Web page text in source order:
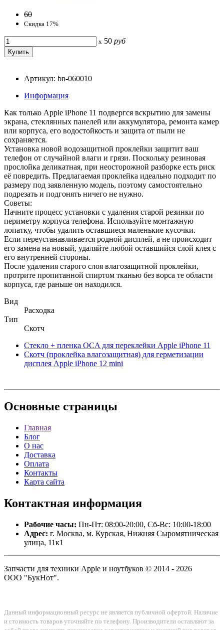
60
Скидка 17%
x 50 руб
Артикул: bn-060010
Информация
Как только Apple iPhone 11 подвергся вскрытию для замены
экрана, стеклянных панелей или аккумулятора, ремонта камер
или корпуса, его водостойкость и защита от пыли не
сохраняется.
Установка новой водозащитной проклейки защитит ваш
телефон от случайной влаги и грязи. Поскольку резиновая
прослойка деликатная, при неосторожной разборке есть риск
её повредить. Предлагаемая проклейка идеально подходит по
размеру под заявленную модель, поэтому самостоятельно
подрезать и подгонять ничего не нужно.
Советы:
Начните процесс установки с удаления старой резинки по
периметру корпуса телефона. Используйте монтажную
лопатку, чтобы удалить оставшиеся маленькие кусочки.
Если переустанавливается родной дисплей, а не происходит
его замена на новый, удаляйте любой оставшийся слой клея с
его внутренней стороны.
После удаления старого слоя влагозащитной проклейки,
протрите пропитанной спиртом тканью без ворса те области
корпуса, где раньше он находился.
Вид
Расходка
Тип
Скотч
Стекло + пленка OCA для переклейки Apple iPhone 11
Скотч (проклейка влагозащитная) для герметизации
дисплея Apple iPhone 12 mini
Основные страницы
Главная
Блог
О нас
Доставка
Оплата
Контакты
Карта сайта
Контактная информация
Рабочие часы: Пн-Пт: 08:00-20:00, Сб-Вс: 10:00-18:00
Адрес: г. Москва, м. Курская, Нижняя Сыромятническая
улица, 11к1
Запчасти для техники Apple и ноутбуков © 2014 - 2026
ООО "БукНот".
Данный информационный ресурс не является публичной офертой. Наличие
и стоимость товаров уточняйте по телефону. Производители оставляют за